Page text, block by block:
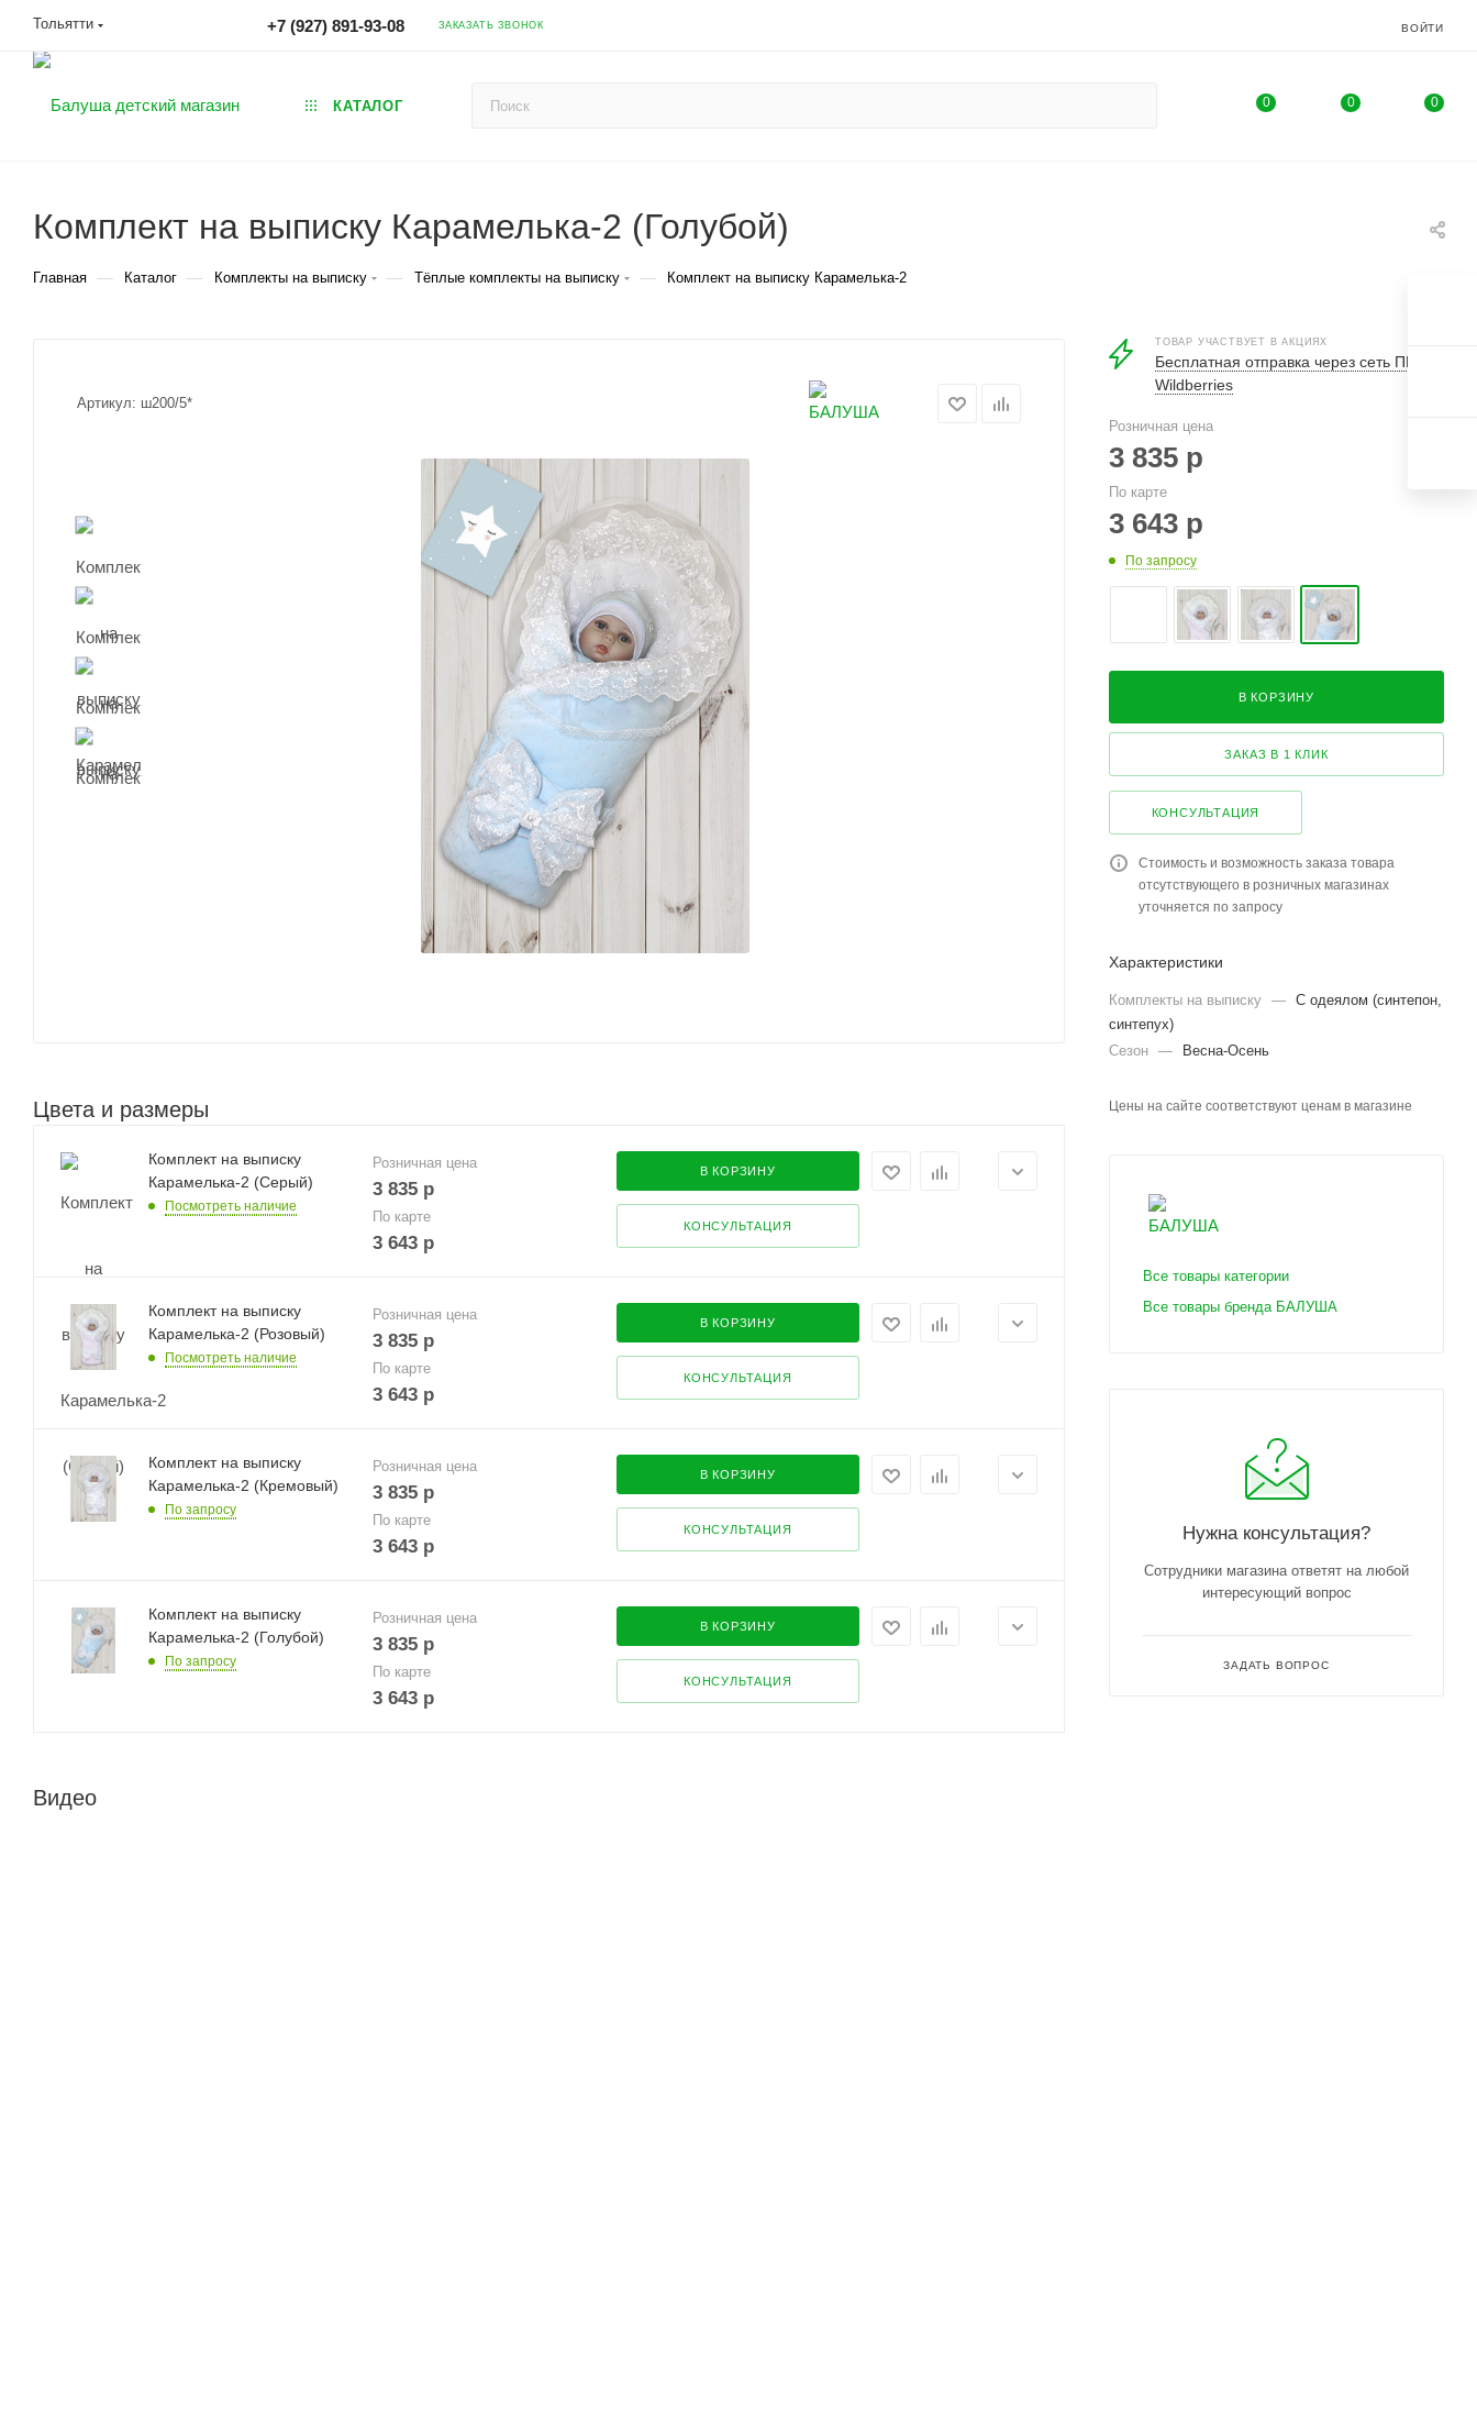
Тольятти +7 (927) 891-93-08 ЗАКАЗАТЬ ЗВОНОК ВОЙТИ
КАТАЛОГ 0 0 0
Комплект на выписку Карамелька-2 (Голубой)
Главная — Каталог — Комплекты на выписку — Тёплые комплекты на выписку — Комплект на выписку Карамелька-2
Артикул: ш200/5*
Цвета и размеры
Комплект на выписку
Карамелька-2 (Серый)
Посмотреть наличие
Розничная цена
3 835р
По карте
3 643р
В КОРЗИНУ
КОНСУЛЬТАЦИЯ
Комплект на выписку
Карамелька-2 (Розовый)
Посмотреть наличие
Розничная цена
3 835р
По карте
3 643р
В КОРЗИНУ
КОНСУЛЬТАЦИЯ
Комплект на выписку
Карамелька-2 (Кремовый)
По запросу
Розничная цена
3 835р
По карте
3 643р
В КОРЗИНУ
КОНСУЛЬТАЦИЯ
Комплект на выписку
Карамелька-2 (Голубой)
По запросу
Розничная цена
3 835р
По карте
3 643р
В КОРЗИНУ
КОНСУЛЬТАЦИЯ
Видео
ТОВАР УЧАСТВУЕТ В АКЦИЯХ
Бесплатная отправка через сеть ПВ
Wildberries
Розничная цена
3 835 р
По карте
3 643 р
По запросу
В КОРЗИНУ
ЗАКАЗ В 1 КЛИК
КОНСУЛЬТАЦИЯ
Стоимость и возможность заказа товара
отсутствующего в розничных магазинах
уточняется по запросу
Характеристики
Комплекты на выписку — С одеялом (синтепон,
синтепух)
Сезон — Весна-Осень
Цены на сайте соответствуют ценам в магазине
Все товары категории
Все товары бренда БАЛУША
Нужна консультация?
Сотрудники магазина ответят на любой
интересующий вопрос
ЗАДАТЬ ВОПРОС